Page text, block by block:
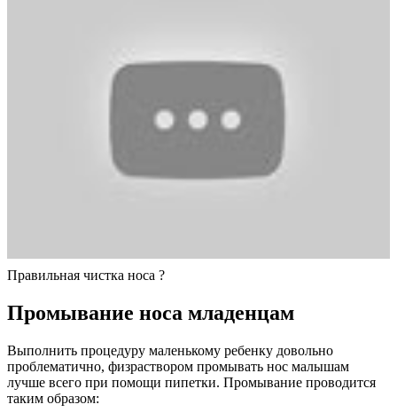
Правильная чистка носа ?
Промывание носа младенцам
Выполнить процедуру маленькому ребенку довольно
проблематично, физраствором промывать нос малышам
лучше всего при помощи пипетки. Промывание проводится
таким образом: